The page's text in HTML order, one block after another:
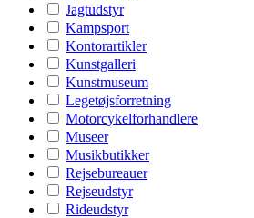
Jagtudstyr
Kampsport
Kontorartikler
Kunstgalleri
Kunstmuseum
Legetøjsforretning
Motorcykelforhandlere
Museer
Musikbutikker
Rejsebureauer
Rejseudstyr
Rideudstyr